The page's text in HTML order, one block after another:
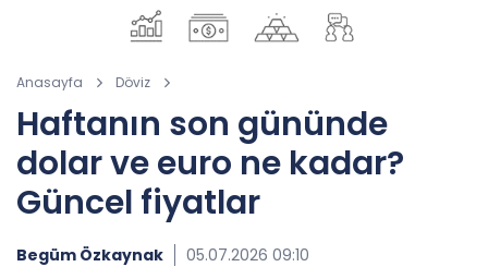
Anasayfa Döviz
Haftanın son gününde
dolar ve euro ne kadar?
Güncel fiyatlar
Begüm Özkaynak 05.07.2026 09:10